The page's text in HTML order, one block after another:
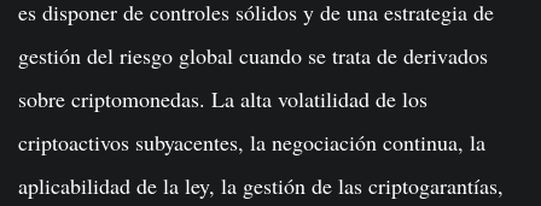
es disponer de controles sólidos y de una estrategia de
gestión del riesgo global cuando se trata de derivados
sobre criptomonedas. La alta volatilidad de los
criptoactivos subyacentes, la negociación continua, la
aplicabilidad de la ley, la gestión de las criptogarantías,